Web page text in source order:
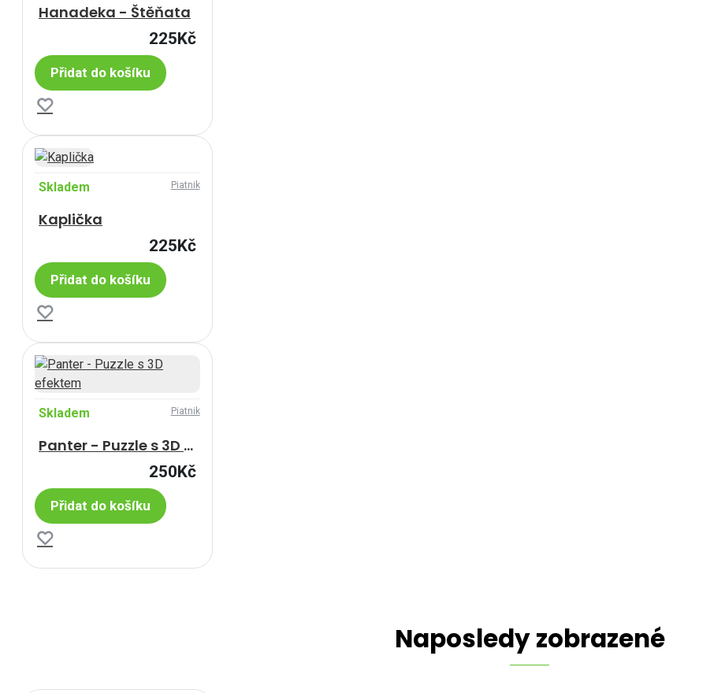
Hanadeka - Štěňata
225Kč
Přidat do košíku
Skladem Piatnik
Kaplička
225Kč
Přidat do košíku
Skladem Piatnik
Panter - Puzzle s 3D efektem
250Kč
Přidat do košíku
Naposledy zobrazené